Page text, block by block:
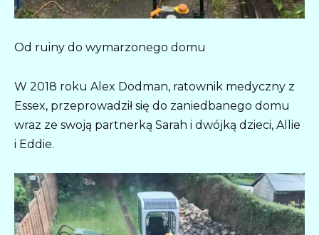
Od ruiny do wymarzonego domu
W 2018 roku Alex Dodman, ratownik medyczny z
Essex, przeprowadził się do zaniedbanego domu
wraz ze swoją partnerką Sarah i dwójką dzieci, Allie
i Eddie.